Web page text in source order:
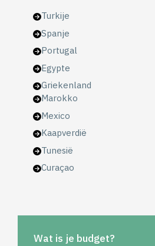
Turkije
Spanje
Portugal
Egypte
Griekenland
Marokko
Mexico
Kaapverdië
Tunesië
Curaçao
Wat is je budget?